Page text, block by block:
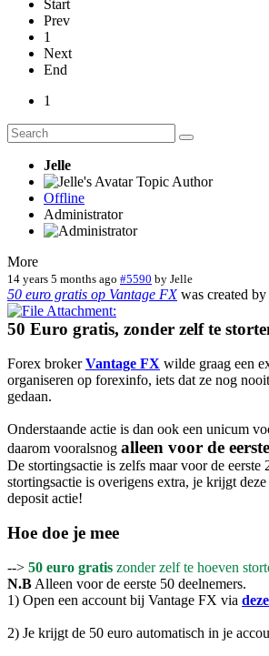
Start
Prev
1
Next
End
1
Jelle
Topic Author
Offline
Administrator
More
14 years 5 months ago #5590 by Jelle
50 euro gratis op Vantage FXwas created by
50 Euro gratis, zonder zelf te
Forex brokerVantage FX wilde graag een
organiseren op forexinfo, iets dat ze nog
gedaan.
Onderstaande actie is dan ook een unicum
daarom vooralsnog alleen voor de
De stortingsactie is zelfs maar voor de eerste
stortingsactie is overigens extra, je krijgt
deposit actie!
Hoe doe je mee
--> 50 euro gratis zonder zelf te hoeven
N.B Alleen voor de eerste 50 deelnemers.
1) Open een account bij Vantage FX via
2) Je krijgt de 50 euro automatisch in je